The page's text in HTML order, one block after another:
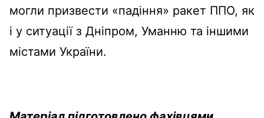
могли призвести «падіння» ракет ППО, як
і у ситуації з Дніпром, Уманню та іншими
містами України.